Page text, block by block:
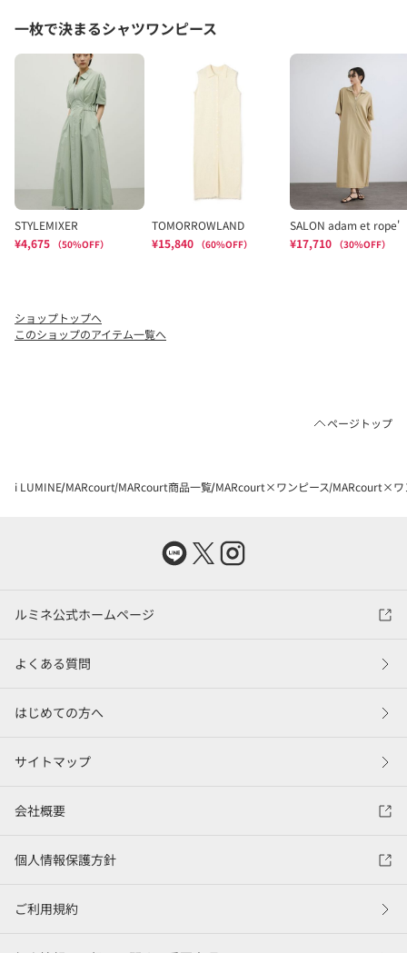
ショップトップへ
このショップのアイテム一覧へ
ページトップ
i LUMINE MARcourt MARcourt商品一覧 MARcourt×ワンピース MARcourt×ワ
ルミネ公式ホームページ
よくある質問
はじめての方へ
サイトマップ
会社概要
個人情報保護方針
ご利用規約